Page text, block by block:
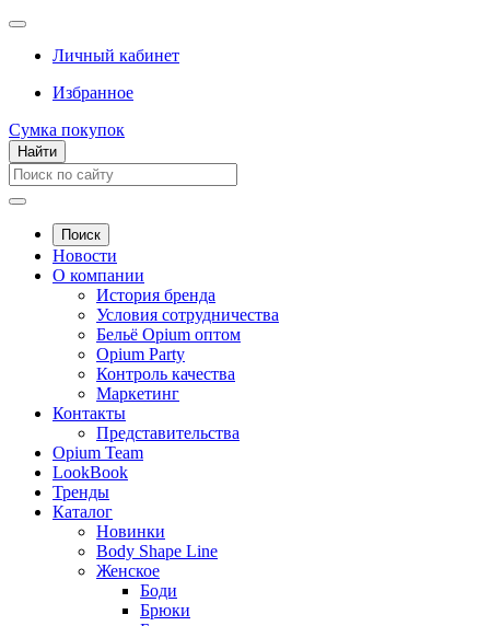
Личный кабинет
Избранное
Сумка покупок
Найти
Поиск
Новости
О компании
История бренда
Условия сотрудничества
Бельё Opium оптом
Opium Party
Контроль качества
Маркетинг
Контакты
Представительства
Opium Team
LookBook
Тренды
Каталог
Новинки
Body Shape Line
Женское
Боди
Брюки